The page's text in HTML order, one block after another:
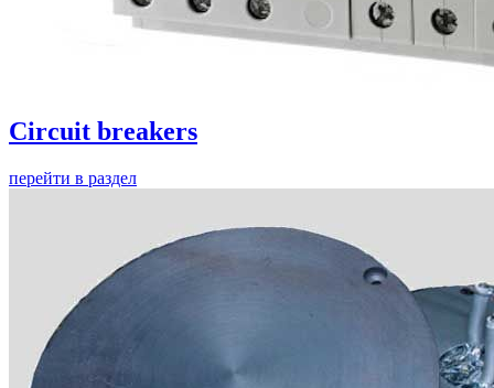
Circuit breakers
перейти в раздел